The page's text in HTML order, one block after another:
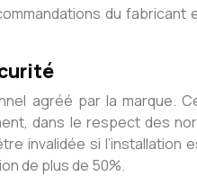
du
agréé par la
dans le respect des
invalidée si
de plus de 50%.